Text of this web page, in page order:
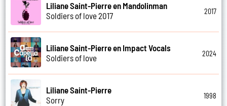
Liliane Saint-Pierre en Mandolinman
Soldiers of love 2017
2017
Liliane Saint-Pierre en Impact Vocals
Soldiers of love
2024
Liliane Saint-Pierre
Sorry
1998